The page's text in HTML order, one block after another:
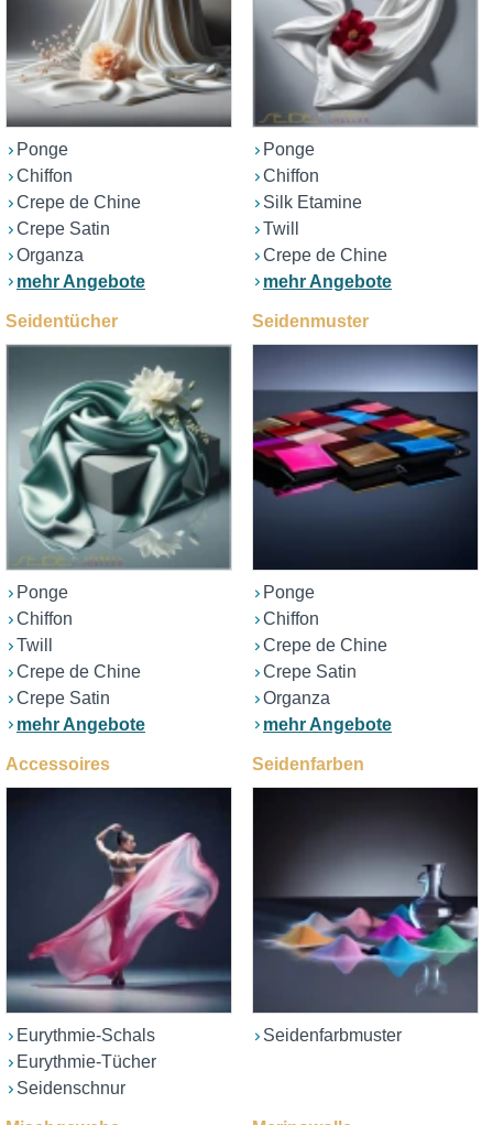
Ponge
Chiffon
Crepe de Chine
Crepe Satin
Organza
mehr Angebote
Ponge
Chiffon
Silk Etamine
Twill
Crepe de Chine
mehr Angebote
Seidentücher
Ponge
Chiffon
Twill
Crepe de Chine
Crepe Satin
mehr Angebote
Seidenmuster
Ponge
Chiffon
Crepe de Chine
Crepe Satin
Organza
mehr Angebote
Accessoires
Eurythmie-Schals
Eurythmie-Tücher
Seidenschnur
Seidenfarben
Seidenfarbmuster